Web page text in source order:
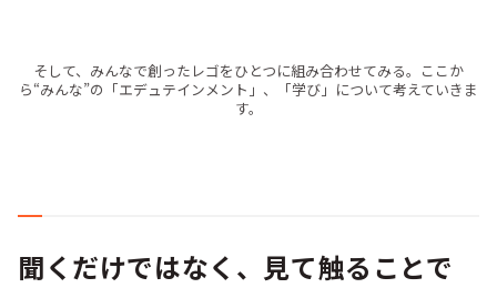
そして、みんなで創ったレゴをひとつに組み合わせてみる。ここか
ら“みんな”の「エデュテインメント」、「学び」について考えていきま
す。
聞くだけではなく、見て触ることで